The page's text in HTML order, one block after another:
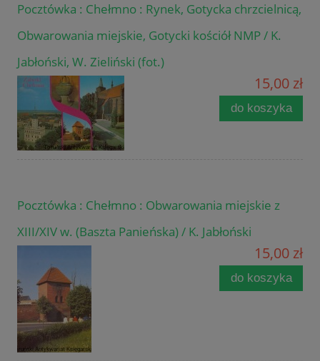
Pocztówka : Chełmno : Rynek, Gotycka chrzcielnicą,
Obwarowania miejskie, Gotycki kościół NMP / K.
Jabłoński, W. Zieliński (fot.)
15,00 zł
do koszyka
Pocztówka : Chełmno : Obwarowania miejskie z
XIII/XIV w. (Baszta Panieńska) / K. Jabłoński
15,00 zł
do koszyka